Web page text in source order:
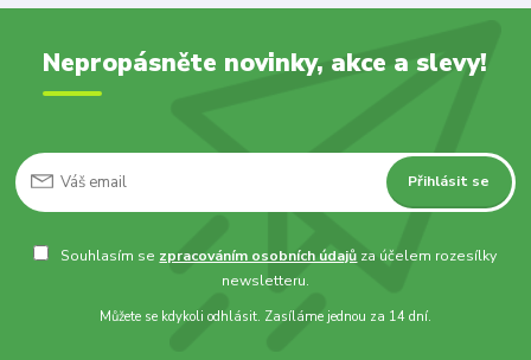
Nepropásněte novinky, akce a slevy!
Přihlásit se
Souhlasím se zpracováním osobních údajů za účelem rozesílky
newsletteru.
Můžete se kdykoli odhlásit. Zasíláme jednou za 14 dní.